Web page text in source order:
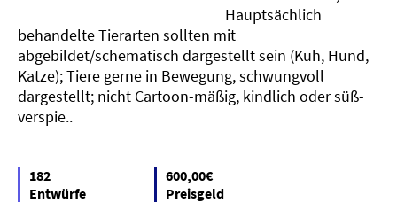
Hauptsächlich
behandelte Tierarten sollten mit
abgebildet/schematisch dargestellt sein (Kuh, Hund,
Katze); Tiere gerne in Bewegung, schwungvoll
dargestellt; nicht Cartoon-mäßig, kindlich oder süß-
verspie..
182
Entwürfe
600,00€
Preisgeld